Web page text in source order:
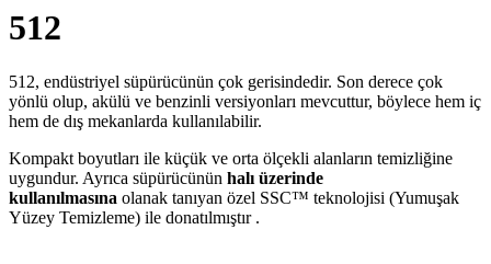
512
512, endüstriyel süpürücünün çok gerisindedir. Son derece çok
yönlü olup, akülü ve benzinli versiyonları mevcuttur, böylece hem iç
hem de dış mekanlarda kullanılabilir.
Kompakt boyutları ile küçük ve orta ölçekli alanların temizliğine
uygundur. Ayrıca süpürücünün halı üzerinde
kullanılmasına olanak tanıyan özel SSC™ teknolojisi (Yumuşak
Yüzey Temizleme) ile donatılmıştır .